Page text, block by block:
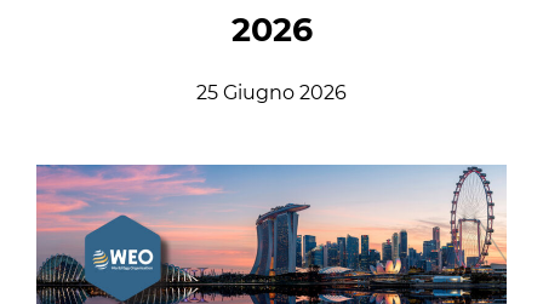
2026
25 Giugno 2026